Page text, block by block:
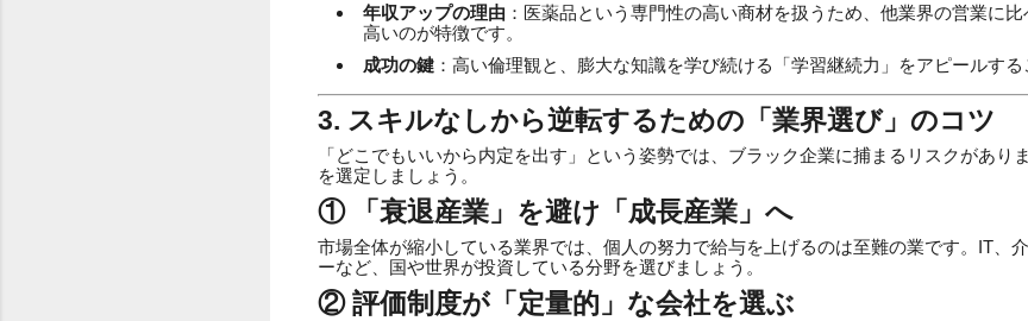
年収アップの理由 ：医薬品という専門性の高い商材を扱うため、他業界の営業に
高いのが特徴です。
成功の鍵 ：高い倫理観と、膨大な知識を学び続ける「学習継続力」をアピールする
3. スキルなしから逆転するための「業界選び」のコツ
「どこでもいいから内定を出す」という姿勢では、ブラック企業に捕まるリスクがあり
を選定しましょう。
① 「衰退産業」を避け「成長産業」へ
市場全体が縮小している業界では、個人の努力で給与を上げるのは至難の業です。IT、
ーなど、国や世界が投資している分野を選びましょう。
② 評価制度が「定量的」な会社を選ぶ